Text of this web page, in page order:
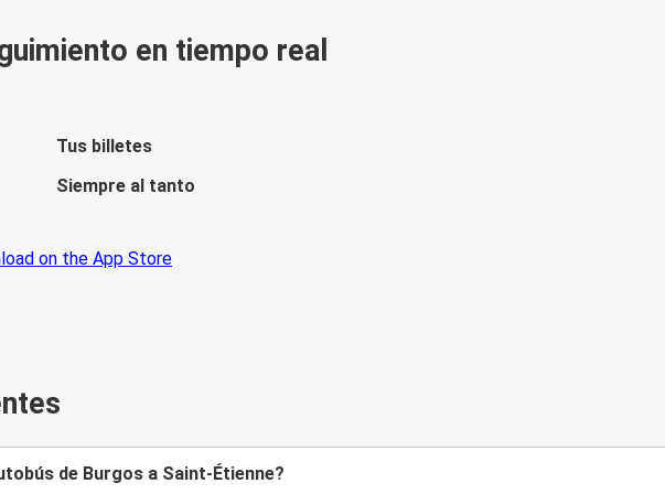
en tiempo real
Tus billetes
Siempre al tanto
de Burgos a Saint-Étienne?